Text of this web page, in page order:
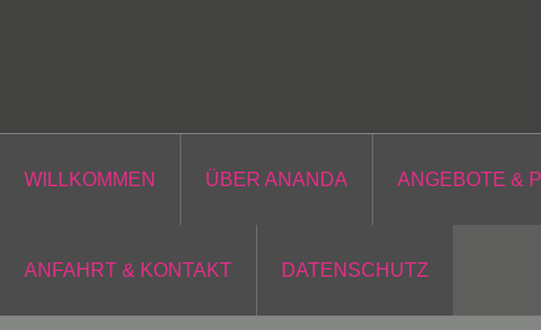
WILLKOMMEN ÜBER ANANDA ANGEBOTE &
ANFAHRT & KONTAKT DATENSCHUTZ